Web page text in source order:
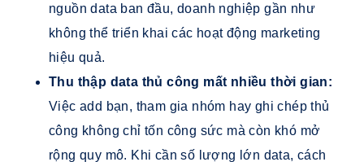
nguồn data ban đầu, doanh nghiệp gần như
không thể triển khai các hoạt động marketing
hiệu quả.
Thu thập data thủ công mất nhiều thời gian:
Việc add bạn, tham gia nhóm hay ghi chép thủ
công không chỉ tốn công sức mà còn khó mở
rộng quy mô. Khi cần số lượng lớn data, cách